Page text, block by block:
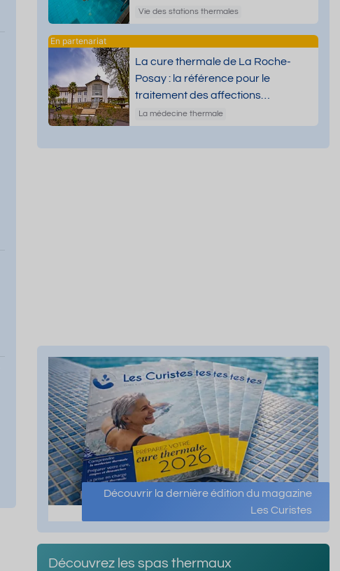
Vie des stations thermales
La cure thermale de La Roche-
Posay : la référence pour le
traitement des affections
dermatologiques
La médecine thermale
Découvrir la dernière édition du magazine
Les Curistes
Découvrez les spas thermaux